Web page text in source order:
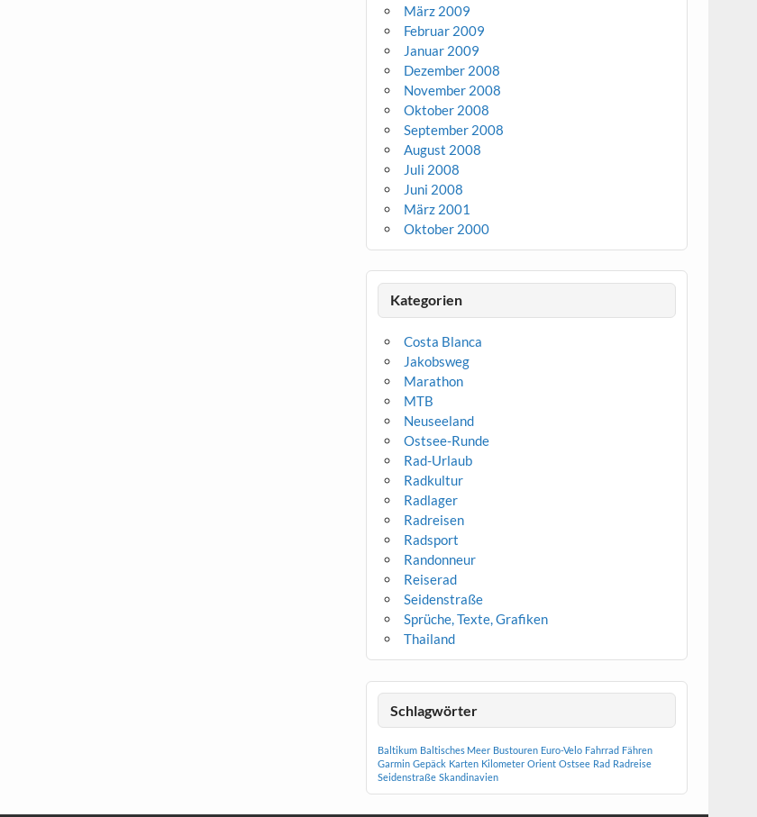
März 2009
Februar 2009
Januar 2009
Dezember 2008
November 2008
Oktober 2008
September 2008
August 2008
Juli 2008
Juni 2008
März 2001
Oktober 2000
Kategorien
Costa Blanca
Jakobsweg
Marathon
MTB
Neuseeland
Ostsee-Runde
Rad-Urlaub
Radkultur
Radlager
Radreisen
Radsport
Randonneur
Reiserad
Seidenstraße
Sprüche, Texte, Grafiken
Thailand
Schlagwörter
Baltikum Baltisches Meer Bustouren Euro-Velo Fahrrad Fähren
Garmin Gepäck Karten Kilometer Orient Ostsee Rad Radreise
Seidenstraße Skandinavien